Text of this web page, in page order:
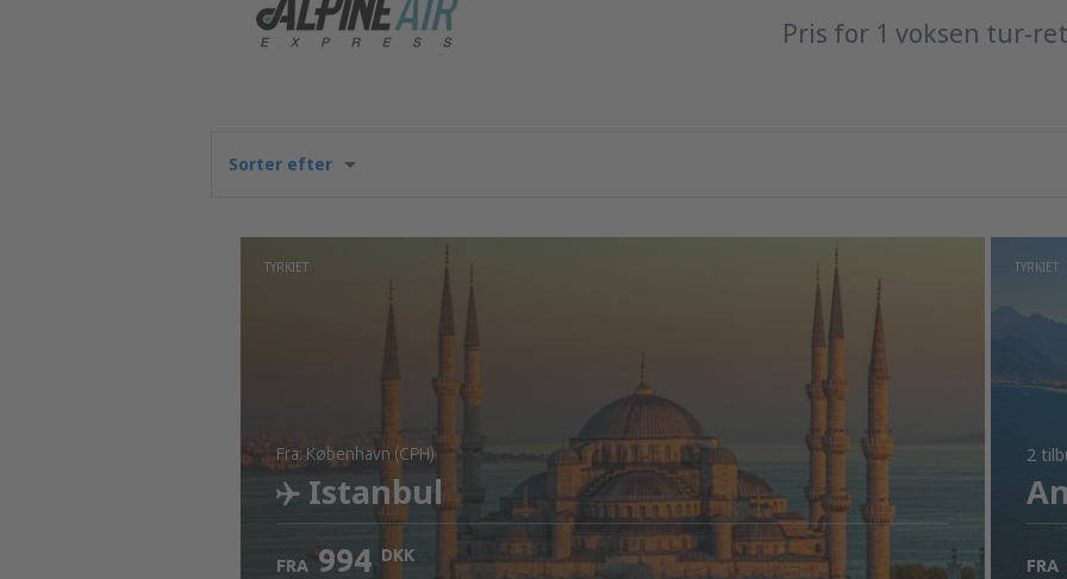
Pris for 1 voksen tur-
Sorter efter
TYRKIET
fra: København (CPH)
Istanbul
FRA 994 DKK
TYRKIET
2
FRA